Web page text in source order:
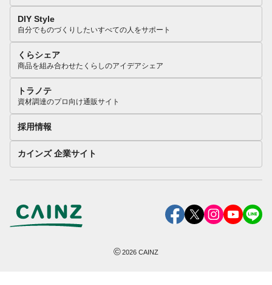
DIY Style
自分でものづくりしたいすべての人をサポート
くらシェア
商品を組み合わせたくらしのアイデアシェア
トラノテ
資材調達のプロ向け通販サイト
採用情報
カインズ 企業サイト
©2026 CAINZ